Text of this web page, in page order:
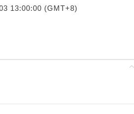
13:00:00 (GMT+8)